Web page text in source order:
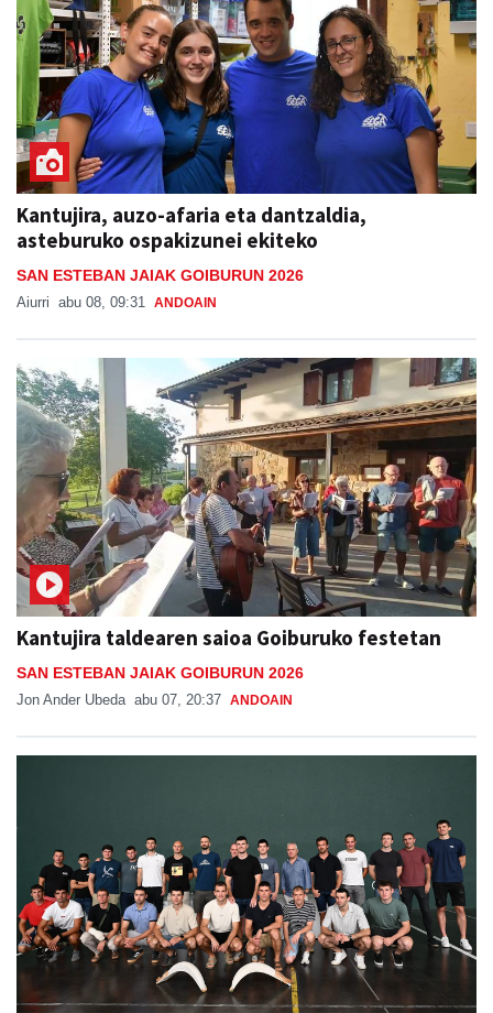
Kantujira, auzo-afaria eta dantzaldia,
asteburuko ospakizunei ekiteko
SAN ESTEBAN JAIAK GOIBURUN 2026
Aiurri abu 08, 09:31 ANDOAIN
Kantujira taldearen saioa Goiburuko festetan
SAN ESTEBAN JAIAK GOIBURUN 2026
Jon Ander Ubeda abu 07, 20:37 ANDOAIN